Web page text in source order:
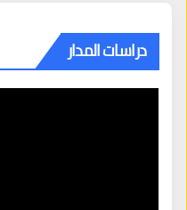
دراسات المدار